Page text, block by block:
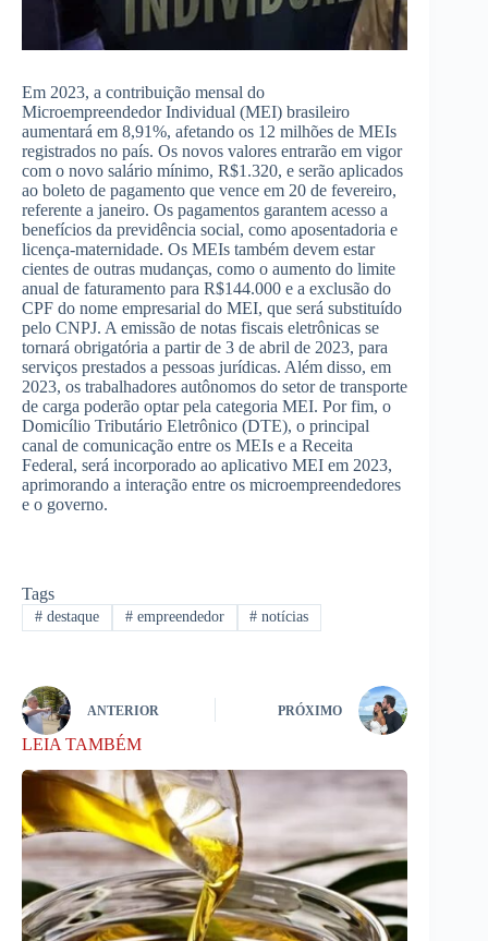
Em 2023, a contribuição mensal do
Microempreendedor Individual (MEI) brasileiro
aumentará em 8,91%, afetando os 12 milhões de MEIs
registrados no país. Os novos valores entrarão em vigor
com o novo salário mínimo, R$1.320, e serão aplicados
ao boleto de pagamento que vence em 20 de fevereiro,
referente a janeiro. Os pagamentos garantem acesso a
benefícios da previdência social, como aposentadoria e
licença-maternidade. Os MEIs também devem estar
cientes de outras mudanças, como o aumento do limite
anual de faturamento para R$144.000 e a exclusão do
CPF do nome empresarial do MEI, que será substituído
pelo CNPJ. A emissão de notas fiscais eletrônicas se
tornará obrigatória a partir de 3 de abril de 2023, para
serviços prestados a pessoas jurídicas. Além disso, em
2023, os trabalhadores autônomos do setor de transporte
de carga poderão optar pela categoria MEI. Por fim, o
Domicílio Tributário Eletrônico (DTE), o principal
canal de comunicação entre os MEIs e a Receita
Federal, será incorporado ao aplicativo MEI em 2023,
aprimorando a interação entre os microempreendedores
e o governo.
Tags
#destaque #empreendedor # notícias
ANTERIOR PRÓXIMO
LEIA TAMBÉM